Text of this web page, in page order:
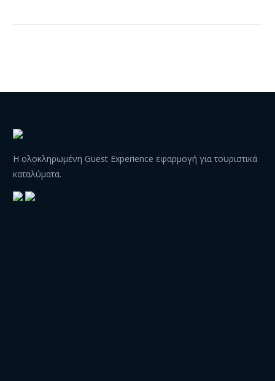
αλληλεπιδράτε με…
Η ολοκληρωμένη Guest Experience εφαρμογή για τουριστικά
καταλύματα.